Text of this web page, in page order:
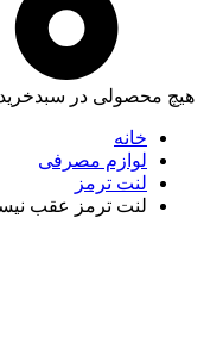
هیچ محصولی در
خانه
لوازم مصرفی
لنت ترمز
لنت ترمز عقب